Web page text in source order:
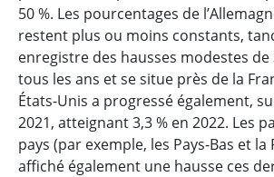
50 %. Les pourcentages de
restent plus ou moins constants,
enregistre des hausses modestes de
tous les ans et se situe près de la
États-Unis a progressé également,
2021, atteignant 3,3 % en 2022. Les
pays (par exemple, les Pays-Bas et
affiché également une hausse ces